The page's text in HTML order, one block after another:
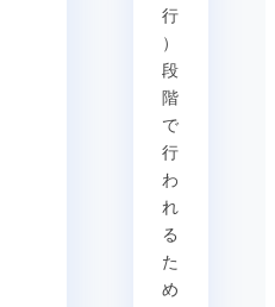
行
）
段
階
で
行
わ
れ
る
た
め